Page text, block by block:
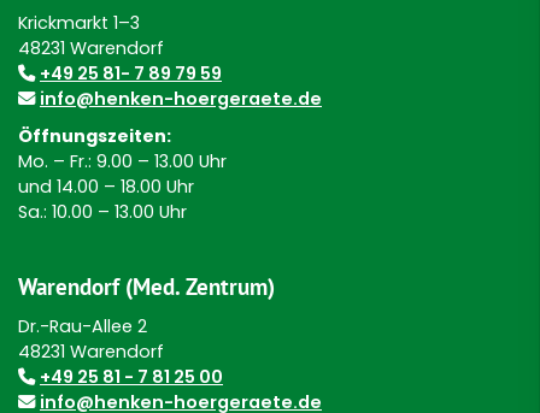
Krickmarkt 1–3
48231 Warendorf
+49 25 81- 7 89 79 59
info@henken-hoergeraete.de
Öffnungszeiten:
Mo. – Fr.: 9.00 – 13.00 Uhr
und 14.00 – 18.00 Uhr
Sa.: 10.00 – 13.00 Uhr
Warendorf (Med. Zentrum)
Dr.-Rau-Allee 2
48231 Warendorf
+49 25 81 - 7 81 25 00
info@henken-hoergeraete.de